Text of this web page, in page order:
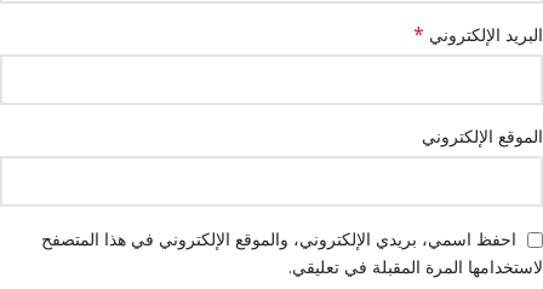
البريد الإلكتروني *
الموقع الإلكتروني
احفظ اسمي، بريدي الإلكتروني، والموقع الإلكتروني في هذا المتصفح
لاستخدامها المرة المقبلة في تعليقي.